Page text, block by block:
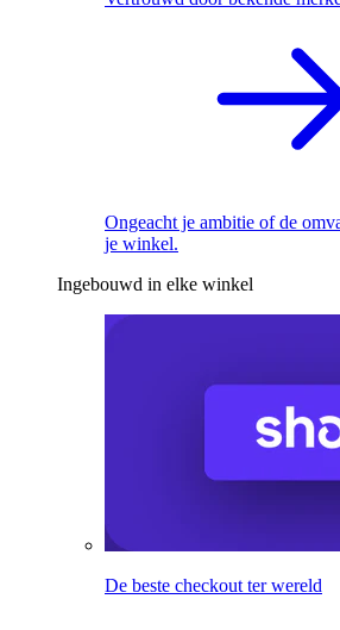
Ongeacht je ambitie of de
je winkel.
Ingebouwd in elke winkel
De beste checkout ter wereld